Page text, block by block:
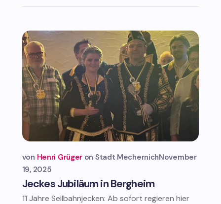
Jeckes Jubiläum in Bergheim
von Henri Grüger Stadt MechernichNovember
19, 2025
11 Jahre Seilbahnjecken: Ab sofort regieren hier